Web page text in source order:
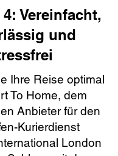
Vereinfacht,
und
Ihre Reise optimal
To Home, dem
Anbieter für den
Kurierdienst
London